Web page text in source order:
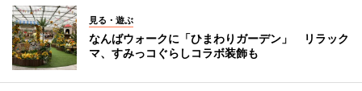
見る・遊ぶ
なんばウォークに「ひまわりガーデン」 リラック
マ、すみっコぐらしコラボ装飾も